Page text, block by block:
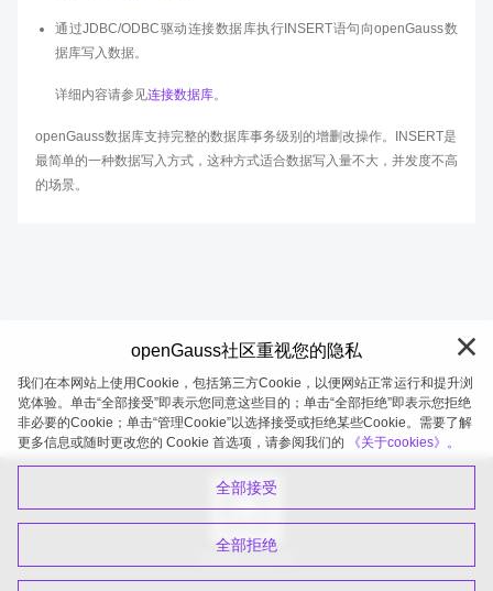
通过JDBC/ODBC驱动连接数据库执行INSERT语句向openGauss数
据库写入数据。
详细内容请参见连接数据库。
openGauss数据库支持完整的数据库事务级别的增删改操作。INSERT是
最简单的一种数据写入方式，这种方式适合数据写入量不大，并发度不高
的场景。
openGauss 2026-08-08 20:27:21
openGauss社区重视您的隐私
我们在本网站上使用Cookie，包括第三方Cookie，以便网站正常运行和提升浏
览体验。单击“全部接受”即表示您同意这些目的；单击“全部拒绝”即表示您拒绝
非必要的Cookie；单击“管理Cookie”以选择接受或拒绝某些Cookie。需要了解
更多信息或随时更改您的 Cookie 首选项，请参阅我们的
《关于cookies》。
全部接受
全部拒绝